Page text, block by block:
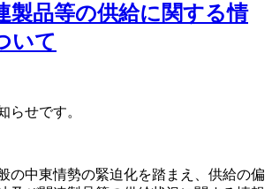
製品等の供給に関する情
いて
らせです。
の中東情勢の緊迫化を踏まえ、供給の偏